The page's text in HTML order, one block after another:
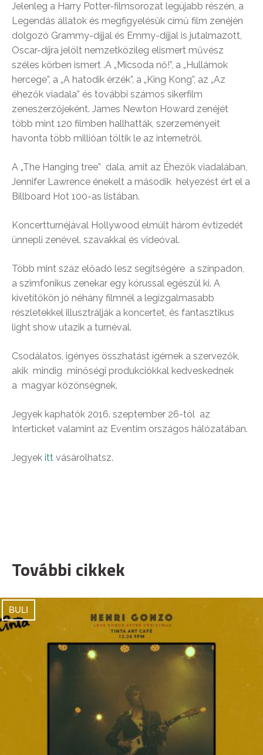
Jelenleg a Harry Potter-filmsorozat legújabb részén, a
Legendás állatok és megfigyelésük című film zenéjén
dolgozó Grammy-díjjal és Emmy-díjjal is jutalmazott,
Oscar-díjra jelölt nemzetközileg elismert művész
széles körben ismert .A „Micsoda nő!”, a „Hullámok
hercege”, a „A hatodik érzék”, a „King Kong”, az „Az
éhezők viadala” és további számos sikerfilm
zeneszerzőjeként. James Newton Howard zenéjét
több mint 120 filmben hallhatták, szerzeményeit
havonta több millióan töltik le az internetről.
A „The Hanging tree” dala, amit az Éhezők viadalában,
Jennifer Lawrence énekelt a második helyezést ért el a
Billboard Hot 100-as listában.
Koncertturnéjával Hollywood elmúlt három évtizedét
ünnepli zenével, szavakkal és videóval.
Több mint száz előadó lesz segítségére a színpadon,
a szimfonikus zenekar egy kórussal egészül ki. A
kivetítőkön jó néhány filmnél a legizgalmasabb
részletekkel illusztrálják a koncertet, és fantasztikus
light show utazik a turnéval.
Csodálatos, igényes összhatást ígérnek a szervezők,
akik mindig minőségi produkciókkal kedveskednek
a magyar közönségnek.
Jegyek kaphatók 2016. szeptember 26-tól az
Interticket valamint az Eventim országos hálózatában.
Jegyek itt vásárolhatsz.
További cikkek
BULI